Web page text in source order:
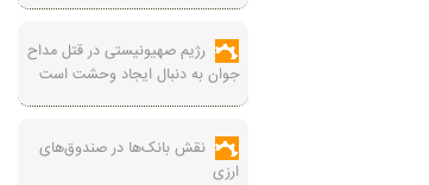
رژیم صهیونیستی در قتل مداح
جوان به دنبال ایجاد وحشت است
نقش بانک‌ها در صندوق‌های
ارزی